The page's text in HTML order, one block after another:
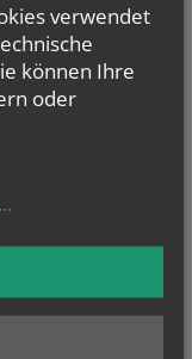
verwendet
können Ihre
oder
...